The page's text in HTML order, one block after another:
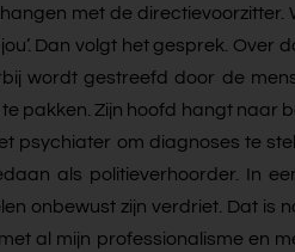
met de
Dan volgt het gesprek.
wordt gestreefd door de
Zijn hoofd hangt naar
psychiater om diagnoses te
als politieverhoorder. In
onbewust zijn verdriet. Dat
al mijn professionalisme en